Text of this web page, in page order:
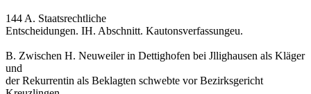
144 A. Staatsrechtliche
Entscheidungen. IH. Abschnitt. Kautonsverfassungeu.
B. Zwischen H. Neuweiler in Dettighofen bei Jllighausen als Kläger
und
der Rekurrentin als Beklagten schwebte vor Bezirksgericht